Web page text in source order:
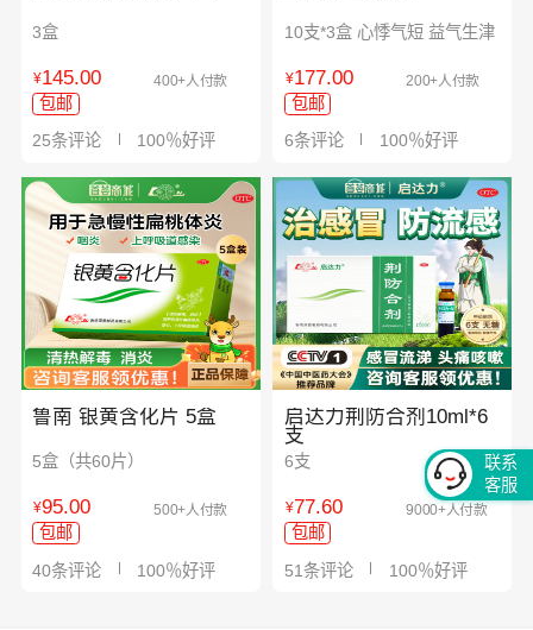
3盒
¥145.00 400+人付款
包邮
25条评论
100％好评
10支*3盒 心悸气短 益气生津
¥177.00 200+人付款
包邮
6条评论
100％好评
鲁南 银黄含化片 5盒
5盒（共60片）
¥95.00 500+人付款
包邮
40条评论
100％好评
启达力荆防合剂10ml*6
支
6支
¥77.60 9000+人付款
包邮
51条评论
100％好评
联系
客服